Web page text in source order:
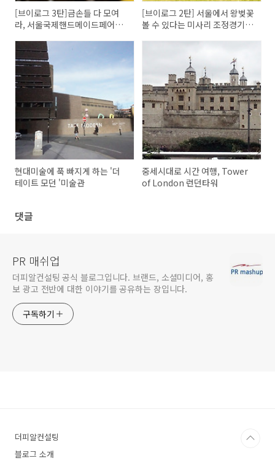
[브이로그 3탄]금손들 다 모여
라, 서울국제핸드메이드페어
[브이로그 2탄] 서울에서 왕벚꽃
볼 수 있다는 미사리 조정경기장
현대미술에 푹 빠지게 하는 '더
테이트 모던 '미술관
중세시대로 시간 여행, Tower
of London 런던타워
댓글
PR 매쉬업
더피알컨설팅 공식 블로그입니다. 브랜드, 소셜미디어, 홍
보 광고 전반에 대한 이야기를 공유하는 장입니다.
구독하기
더피알컨설팅
블로그 소개